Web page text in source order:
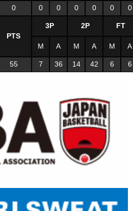
0 0 0 0 0 0 0
PTS
3P 2P FT
M A M A M A
55 7 36 14 42 6 6